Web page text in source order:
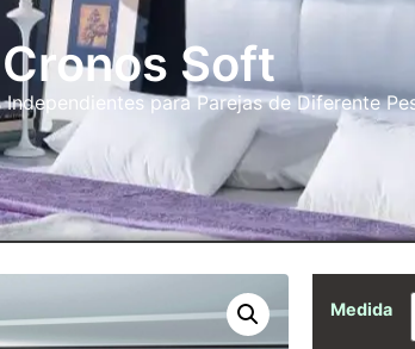
Soft
Independientes para Parejas de Diferente
Medida